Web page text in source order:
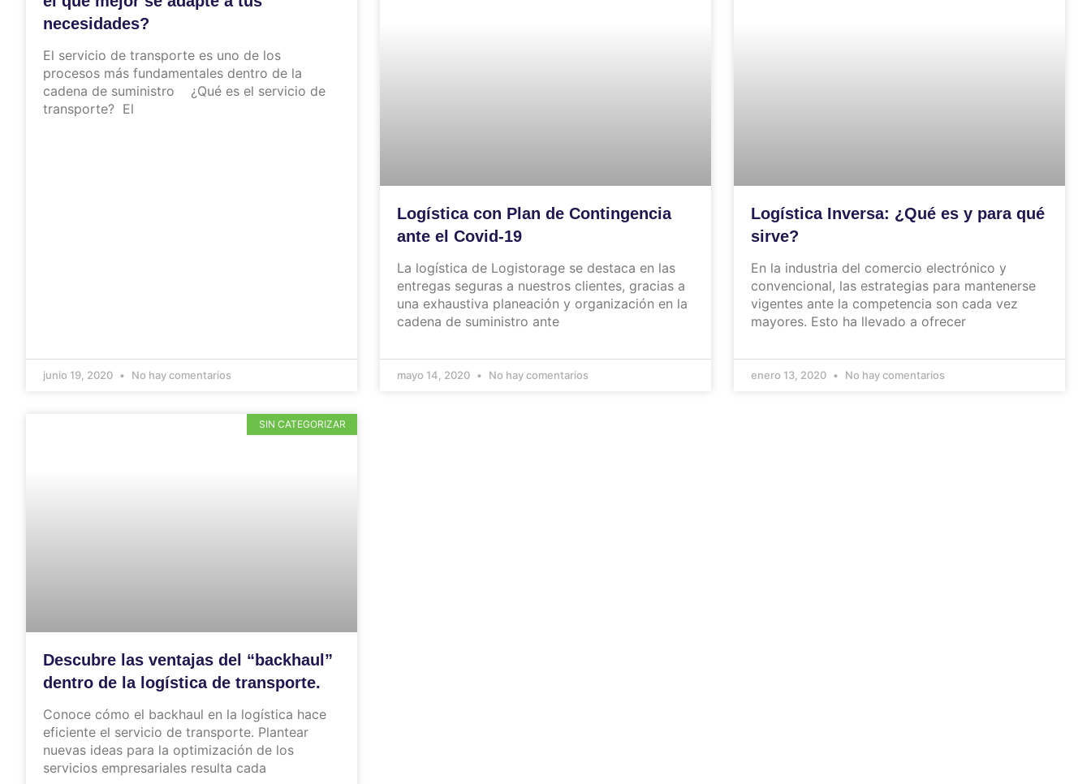
necesidades?
El servicio de transporte es uno de los
procesos más fundamentales dentro de la
cadena de suministro ¿Qué es el servicio de
transporte? El
junio 19, 2020 No hay comentarios
Logística con Plan de Contingencia
ante el Covid-19
La logística de Logistorage se destaca en las
entregas seguras a nuestros clientes, gracias a
una exhaustiva planeación y organización en la
cadena de suministro ante
mayo 14, 2020 No hay comentarios
Logística Inversa: ¿Qué es y para qué
sirve?
En la industria del comercio electrónico y
convencional, las estrategias para mantenerse
vigentes ante la competencia son cada vez
mayores. Esto ha llevado a ofrecer
enero 13, 2020 No hay comentarios
SIN CATEGORIZAR
Descubre las ventajas del “backhaul”
dentro de la logística de transporte.
Conoce cómo el backhaul en la logística hace
eficiente el servicio de transporte. Plantear
nuevas ideas para la optimización de los
servicios empresariales resulta cada